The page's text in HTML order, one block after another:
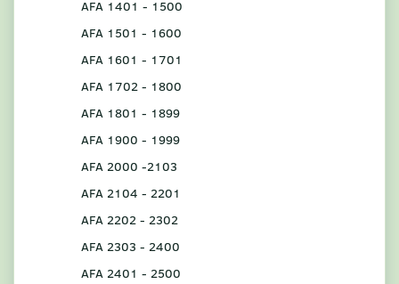
AFA 1401 - 1500
AFA 1501 - 1600
AFA 1601 - 1701
AFA 1702 - 1800
AFA 1801 - 1899
AFA 1900 - 1999
AFA 2000 -2103
AFA 2104 - 2201
AFA 2202 - 2302
AFA 2303 - 2400
AFA 2401 - 2500